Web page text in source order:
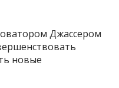
Джассером
новые